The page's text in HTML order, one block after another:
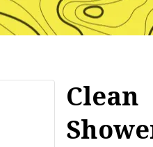
Clean